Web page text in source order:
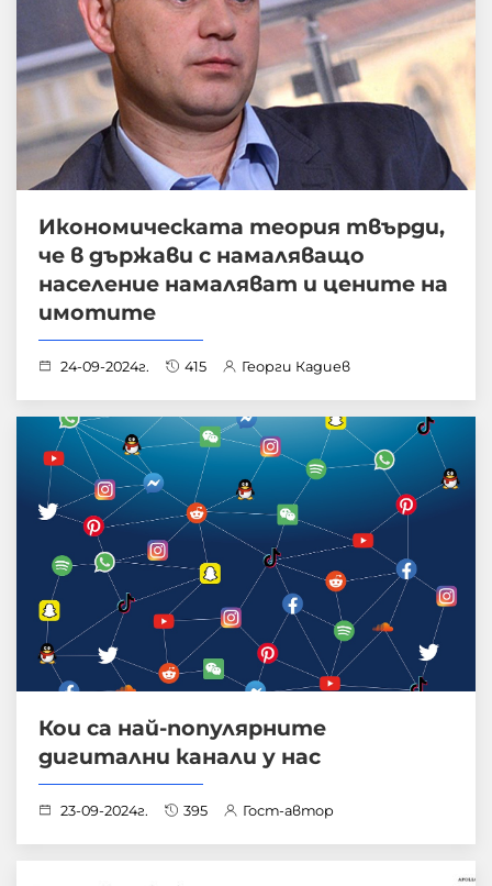
Икономическата теория твърди,
че в държави с намаляващо
население намаляват и цените на
имотите
24-09-2024г. 415 Георги Кадиев
Кои са най-популярните
дигитални канали у нас
23-09-2024г. 395 Гост-автор